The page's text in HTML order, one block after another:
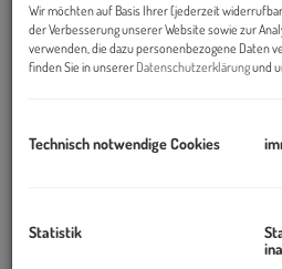
Wir möchten auf Basis Ihrer (jederzeit
der Verbesserung unserer Website sowie zur
verwenden, die dazu personenbezogene Daten
finden Sie in unserer Datenschutzerklärungund
Technisch notwendige Cookies
Statistik